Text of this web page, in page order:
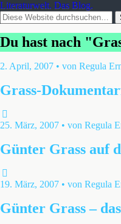
Literaturwelt. Das Blog.
Du hast nach
2. April, 2007 • von Regula
Grass-
25. März, 2007 • von Regula
Günter Grass auf
19. März, 2007 • von Regula
Günter Grass –